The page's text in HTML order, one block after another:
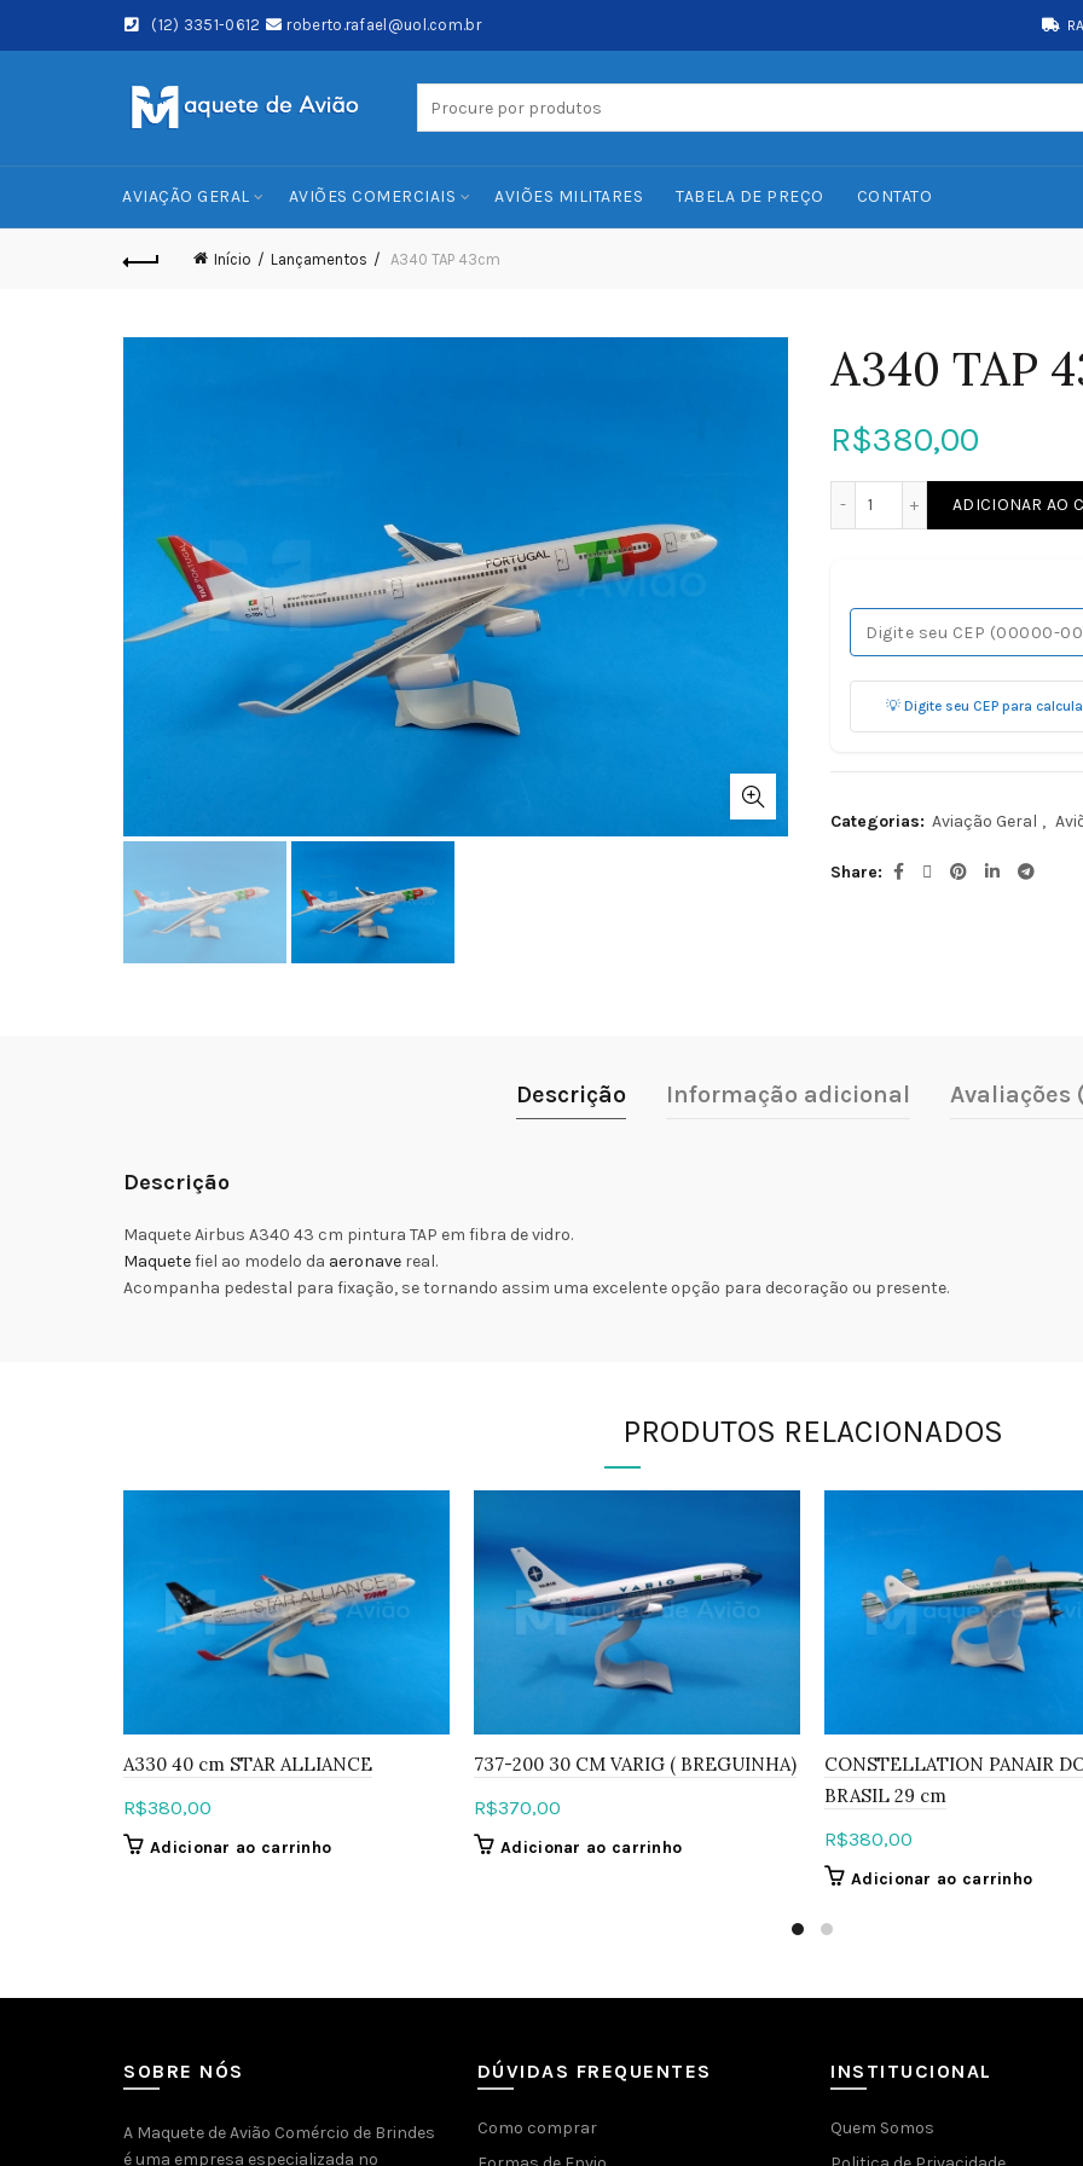
(12) 3351-0612 roberto.rafael@uol.com.br
AVIAÇÃO GERAL AVIÕES COMERCIAIS AVIÕES MILITARES TABELA DE PREÇO CONTATO
Início Lançamentos A340 TAP 43cm
A340 TAP
R$380,00
ADICIONAR AO
💡 Digite seu CEP para
Categorias: Aviação Geral ,
Share
Descrição Informação adicional Avaliações
Descrição
Maquete Airbus A340 43 cm pintura TAP em fibra de vidro.
Maquetefiel ao modelo da aeronave real.
Acompanha pedestal para fixação, se tornando assim uma excelente opção para decoração ou presente.
PRODUTOS RELACIONADOS
A330 40 cm STAR ALLIANCE
R$380,00
Adicionar ao carrinho
737-200 30 CM VARIG ( BREGUINHA)
R$370,00
Adicionar ao carrinho
CONSTELLATION PANAIR
BRASIL 29 cm
R$380,00
Adicionar ao carrinho
SOBRE NÓS
A Maquete de Avião Comércio de Brindes
é uma empresa especializada no
DÚVIDAS FREQUENTES
Como comprar
INSTITUCIONAL
Quem Somos